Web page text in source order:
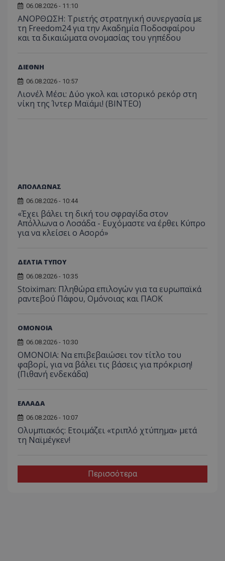
06.08.2026 - 11:10
ΑΝΟΡΘΩΣΗ: Τριετής στρατηγική συνεργασία με
τη Freedom24 για την Ακαδημία Ποδοσφαίρου
και τα δικαιώματα ονομασίας του γηπέδου
ΔΙΕΘΝΗ
06.08.2026 - 10:57
Λιονέλ Μέσι: Δύο γκολ και ιστορικό ρεκόρ στη
νίκη της Ίντερ Μαϊάμι! (ΒΙΝΤΕΟ)
ΑΠΟΛΛΩΝΑΣ
06.08.2026 - 10:44
«Έχει βάλει τη δική του σφραγίδα στον
Απόλλωνα ο Λοσάδα - Ευχόμαστε να έρθει Κύπρο
για να κλείσει ο Ασορό»
ΔΕΛΤΙΑ ΤΥΠΟΥ
06.08.2026 - 10:35
Stoiximan: Πληθώρα επιλογών για τα ευρωπαϊκά
ραντεβού Πάφου, Ομόνοιας και ΠΑΟΚ
ΟΜΟΝΟΙΑ
06.08.2026 - 10:30
ΟΜΟΝΟΙΑ: Να επιβεβαιώσει τον τίτλο του
φαβορί, για να βάλει τις βάσεις για πρόκριση!
(Πιθανή ενδεκάδα)
ΕΛΛΑΔΑ
06.08.2026 - 10:07
Ολυμπιακός: Ετοιμάζει «τριπλό χτύπημα» μετά
τη Ναϊμέγκεν!
Περισσότερα